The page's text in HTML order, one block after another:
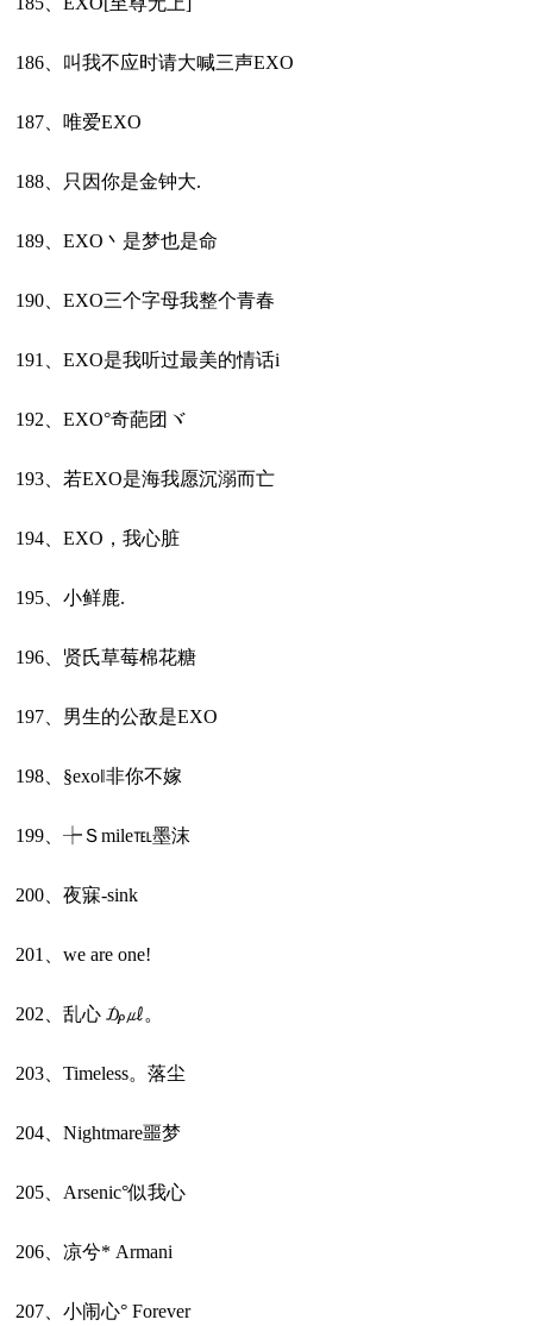
186、叫我不应时请大喊三声EXO
187、唯爱EXO
188、只因你是金钟大.
189、EXO丶是梦也是命
190、EXO三个字母我整个青春
191、EXO是我听过最美的情话i
192、EXO°奇葩团ヾ
193、若EXO是海我愿沉溺而亡
194、EXO，我心脏
195、小鲜鹿.
196、贤氏草莓棉花糖
197、男生的公敌是EXO
198、§exo‖非你不嫁
199、┾Ｓmile℡墨沫ゞ
200、夜寐-sink
201、we are one!
202、乱心 ₯㎕。
203、Timeless。落尘
204、Nightmare噩梦
205、Arsenic°似我心
206、凉兮* Armani
207、小闹心° Forever